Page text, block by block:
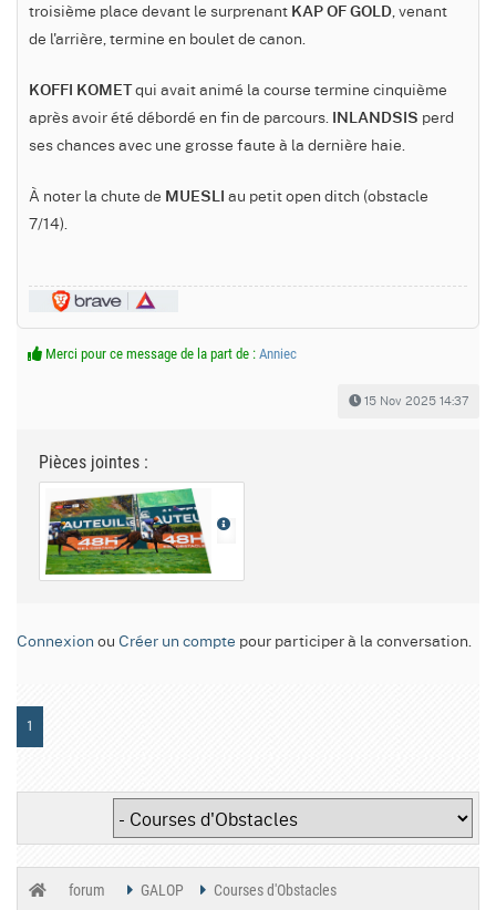
troisième place devant le surprenant KAP OF GOLD , venant
de l'arrière, termine en boulet de canon.
KOFFI KOMETqui avait animé la course termine cinquième
après avoir été débordé en fin de parcours.
INLANDSIS perd
ses chances avec une grosse faute à la dernière haie.
À noter la chute de MUESLI
au petit open ditch (obstacle
7/14).
Merci pour ce message de la part de : Anniec
15 Nov 2025 14:37
Pièces jointes :
Connexion ou Créer un compte pour participer à la conversation.
1
forum GALOP Courses d'Obstacles